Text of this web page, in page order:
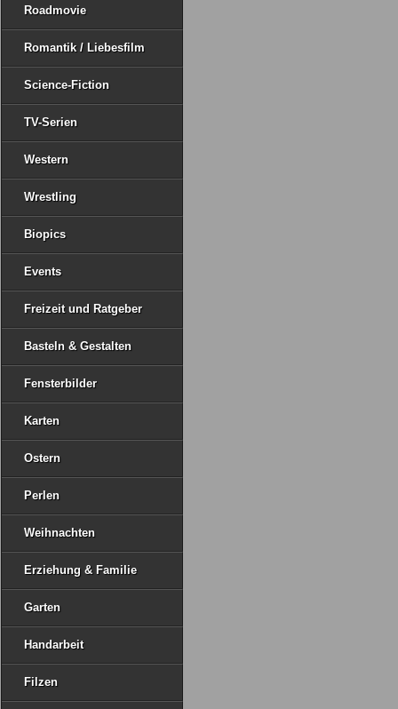
Roadmovie
Romantik / Liebesfilm
Science-Fiction
TV-Serien
Western
Wrestling
Biopics
Events
Freizeit und Ratgeber
Basteln & Gestalten
Fensterbilder
Karten
Ostern
Perlen
Weihnachten
Erziehung & Familie
Garten
Handarbeit
Filzen